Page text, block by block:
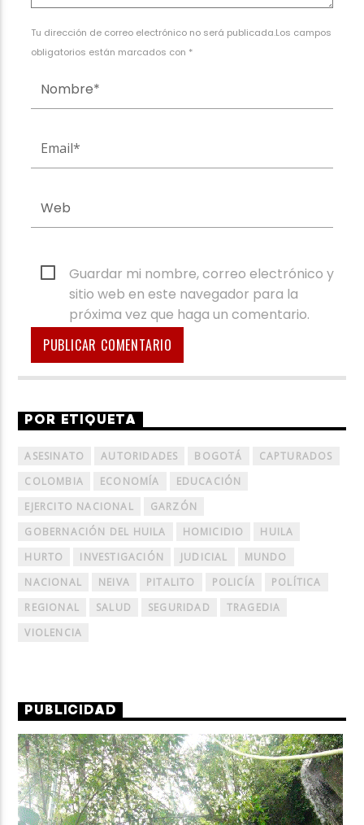
Tu dirección de correo electrónico no será publicada.Los campos
obligatorios están marcados con *
Guardar mi nombre, correo electrónico y
sitio web en este navegador para la
próxima vez que haga un comentario.
POR ETIQUETA
ASESINATO AUTORIDADES BOGOTÁ
CAPTURADOS
COLOMBIA
ECONOMÍA
EDUCACIÓN
EJERCITO NACIONAL
GARZÓN
GOBERNACIÓN DEL HUILA
HOMICIDIO
HUILA
HURTO
INVESTIGACIÓN JUDICIAL
MUNDO
NACIONAL
NEIVA PITALITO POLICÍA
POLÍTICA
REGIONAL
SALUD SEGURIDAD
TRAGEDIA
VIOLENCIA
PUBLICIDAD